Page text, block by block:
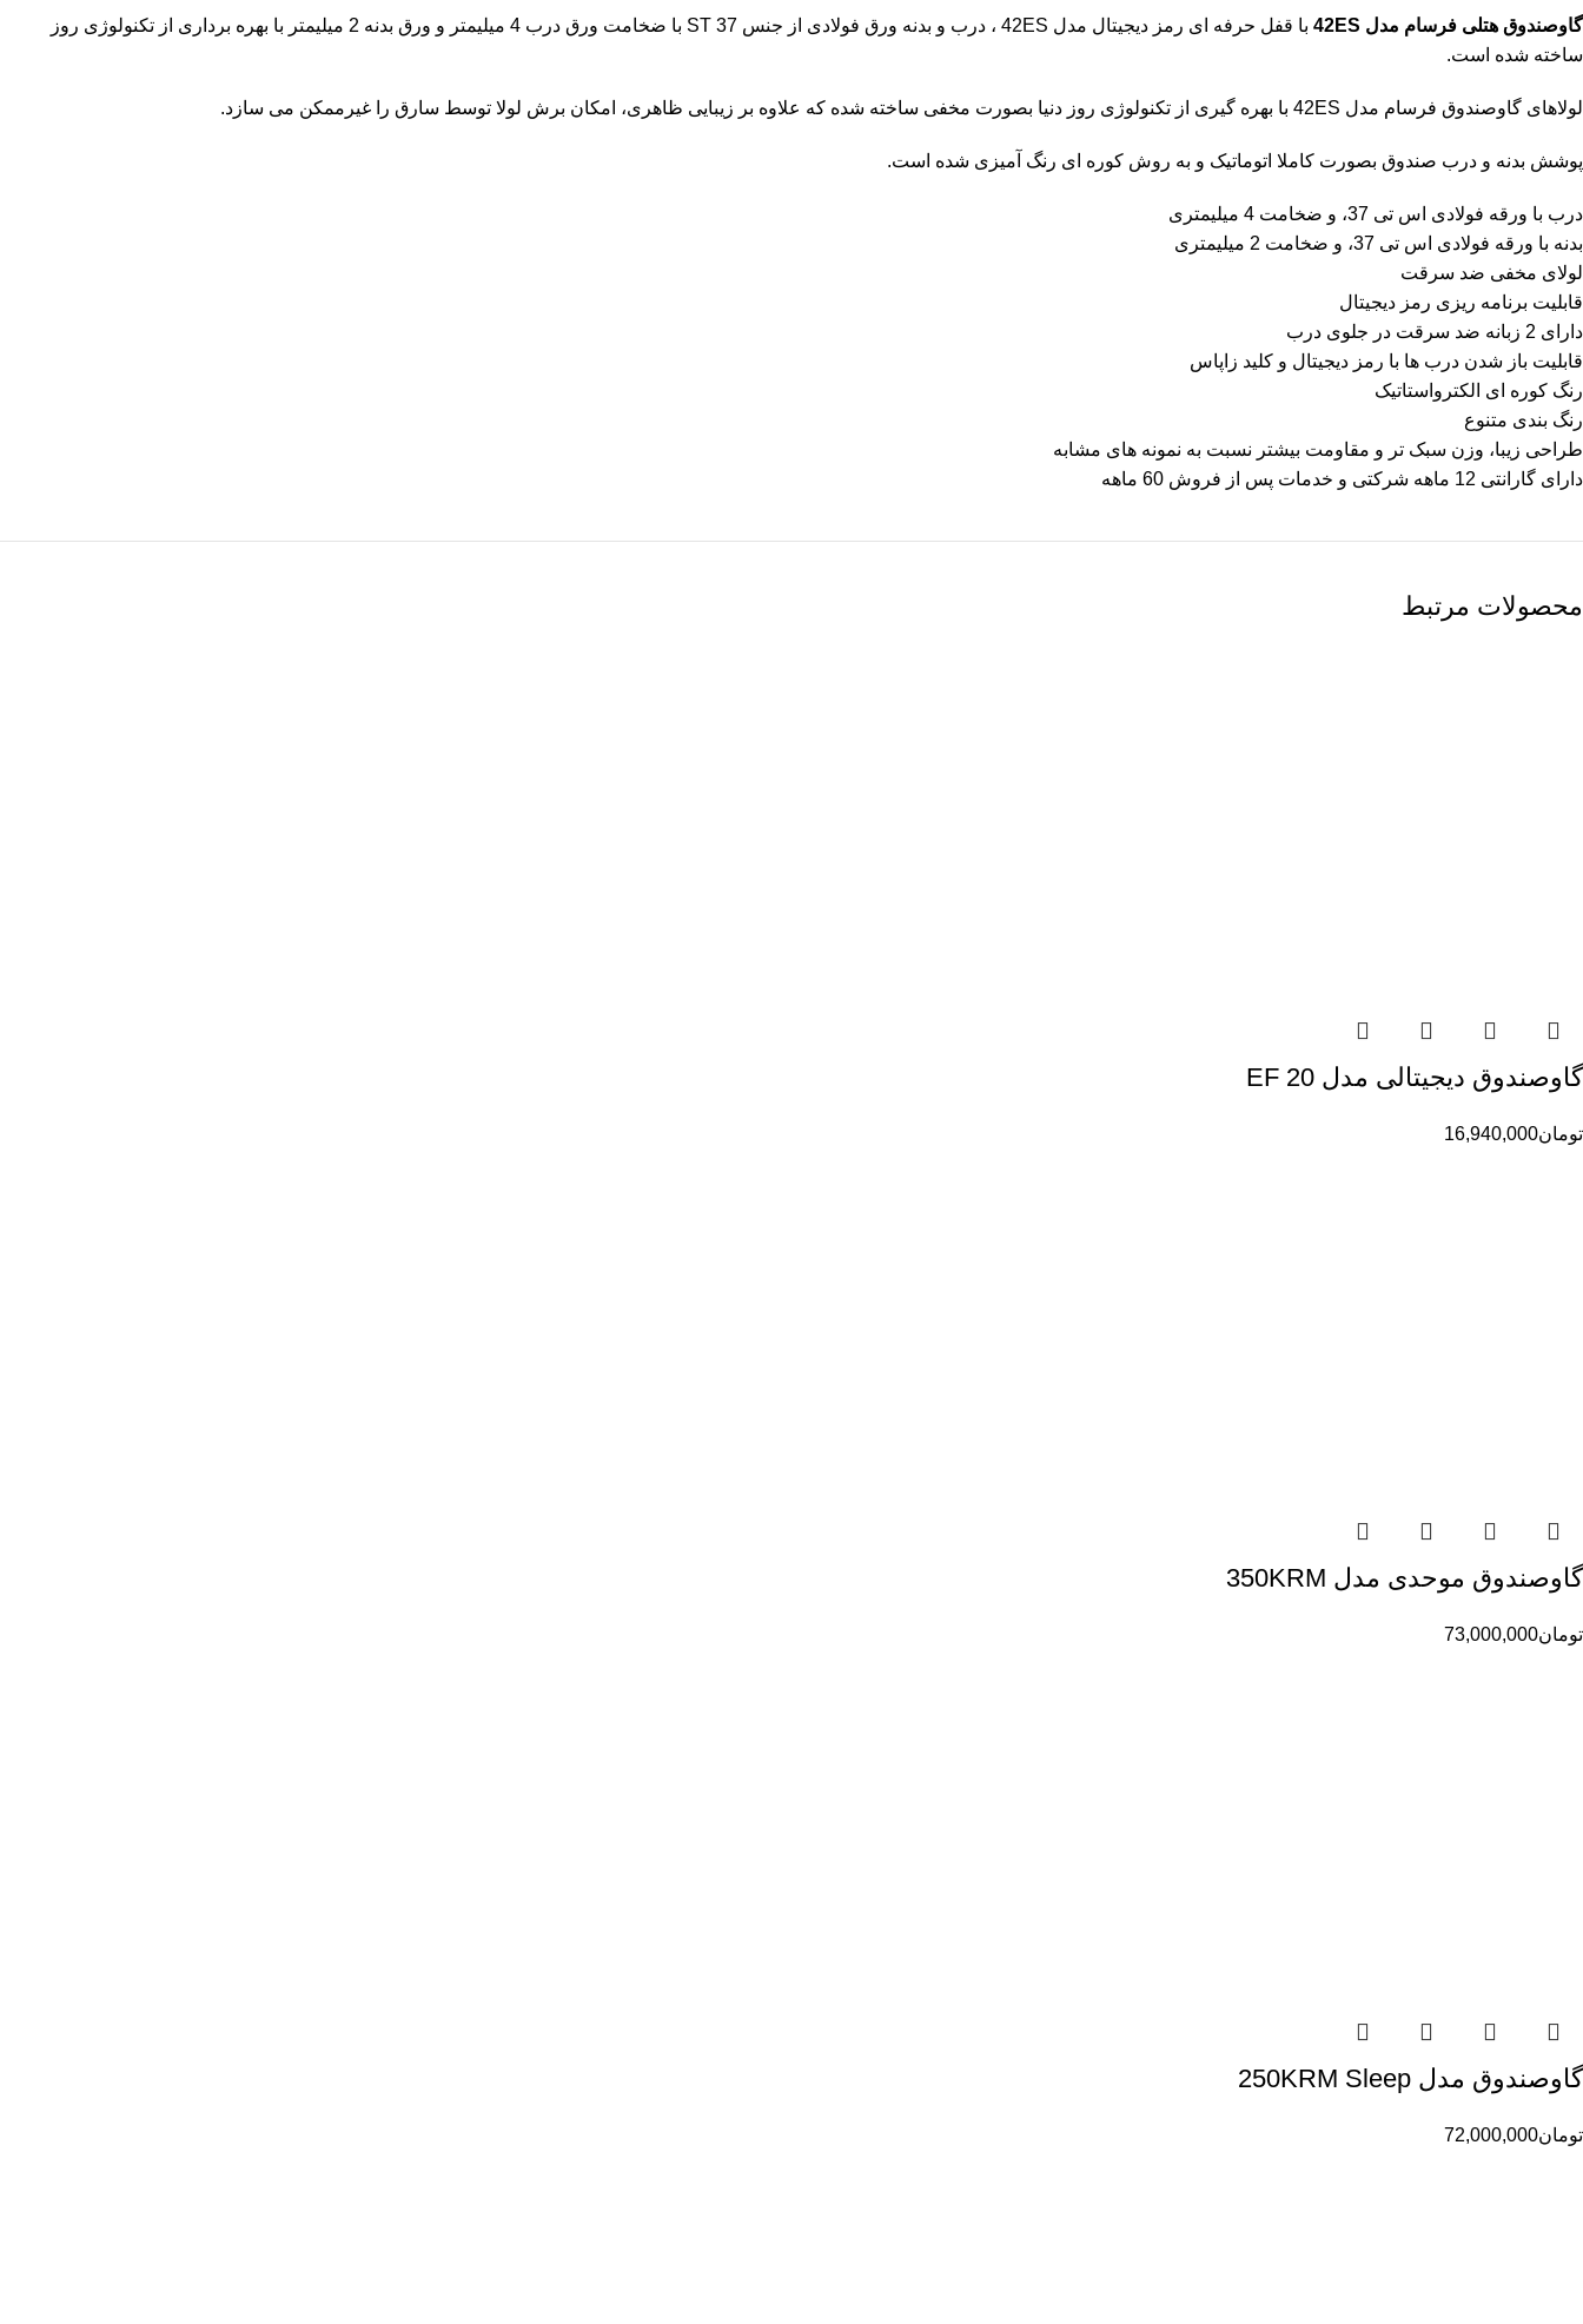
گاوصندوق هتلی فرسام مدل 42ES
با قفل حرفه ای رمز دیجیتال مدل 42ES ، درب و بدنه ورق فولادی از جنس ST 37 با ضخامت ورق درب 4 میلیمتر و ورق بدنه 2 میلیمتر با بهره برداری از تکنولوژی روز
ساخته شده است.
لولاهای گاوصندوق فرسام مدل 42ES با بهره گیری از تکنولوژی روز دنیا بصورت مخفی ساخته شده که علاوه بر زیبایی ظاهری، امکان برش لولا توسط سارق را غیرممکن می سازد.
پوشش بدنه و درب صندوق بصورت کاملا اتوماتیک و به روش کوره ای رنگ آمیزی شده است.
درب با ورقه فولادی اس تی 37، و ضخامت 4 میلیمتری
بدنه با ورقه فولادی اس تی 37، و ضخامت 2 میلیمتری
لولای مخفی ضد سرقت
قابلیت برنامه ریزی رمز دیجیتال
دارای 2 زبانه ضد سرقت در جلوی درب
قابلیت باز شدن درب ها با رمز دیجیتال و کلید زاپاس
رنگ کوره ای الکترواستاتیک
رنگ بندی متنوع
طراحی زیبا، وزن سبک تر و مقاومت بیشتر نسبت به نمونه های مشابه
دارای گارانتی 12 ماهه شرکتی و خدمات پس از فروش 60 ماهه
محصولات مرتبط
گاوصندوق دیجیتالی مدل EF 20
تومان16,940,000
گاوصندوق موحدی مدل 350KRM
تومان73,000,000
گاوصندوق مدل 250KRM Sleep
تومان72,000,000